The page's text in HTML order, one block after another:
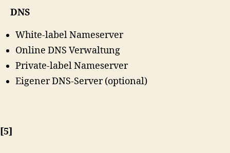
DNS
White-label Nameserver
Online DNS Verwaltung
Private-label Nameserver
Eigener DNS-Server (optional)
[5]